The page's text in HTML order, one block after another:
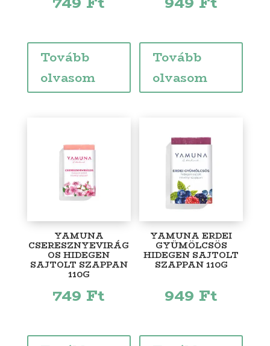
Tovább
olvasom
Tovább
olvasom
YAMUNA
CSERESZNYEVIRÁG
OS HIDEGEN
SAJTOLT SZAPPAN
110G
749 Ft
YAMUNA ERDEI
GYÜMÖLCSÖS
HIDEGEN SAJTOLT
SZAPPAN 110G
949 Ft